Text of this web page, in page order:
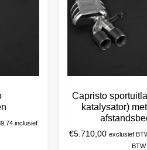
inclusief
Capristo
katalysator)
€5.710,00 exclusief
BTW